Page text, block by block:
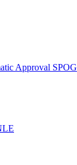
Approval SPOG